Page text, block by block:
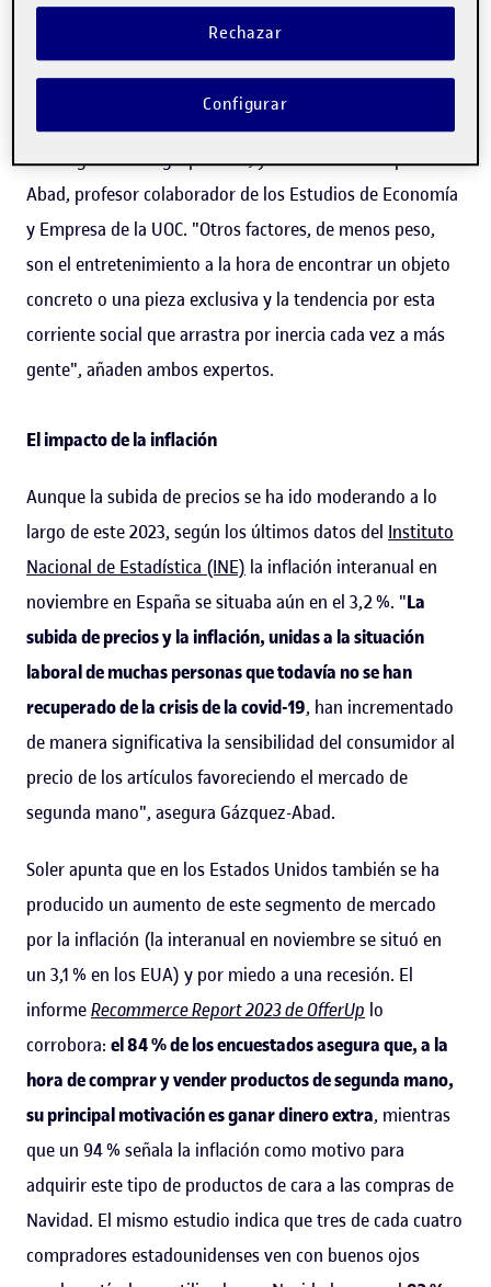
son el ahorro económico y la conciencia medioambiental,
coinciden Neus Soler, profesora colaboradora de los
Estudios de Economía y Empresa de la UOC e
investigadora del grupo i2TIC, y Juan Carlos Gázquez-
Abad, profesor colaborador de los Estudios de Economía
y Empresa de la UOC. "Otros factores, de menos peso,
son el entretenimiento a la hora de encontrar un objeto
concreto o una pieza exclusiva y la tendencia por esta
corriente social que arrastra por inercia cada vez a más
gente", añaden ambos expertos.
El impacto de la inflación
Aunque la subida de precios se ha ido moderando a lo
largo de este 2023, según los últimos datos del Instituto
Nacional de Estadística (INE) la inflación interanual en
noviembre en España se situaba aún en el 3,2 %. "La
subida de precios y la inflación, unidas a la situación
laboral de muchas personas que todavía no se han
recuperado de la crisis de la covid-19, han incrementado
de manera significativa la sensibilidad del consumidor al
precio de los artículos favoreciendo el mercado de
segunda mano", asegura Gázquez-Abad.
Soler apunta que en los Estados Unidos también se ha
producido un aumento de este segmento de mercado
por la inflación (la interanual en noviembre se situó en
un 3,1 % en los EUA) y por miedo a una recesión. El
informeRecommerce Report 2023 de OfferUp lo
corrobora: el 84 % de los encuestados asegura que, a la
hora de comprar y vender productos de segunda mano,
su principal motivación es ganar dinero extra, mientras
que un 94 % señala la inflación como motivo para
adquirir este tipo de productos de cara a las compras de
Navidad. El mismo estudio indica que tres de cada cuatro
compradores estadounidenses ven con buenos ojos
Rechazar
Configurar